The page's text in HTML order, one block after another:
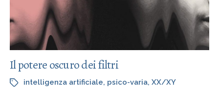
Il potere oscuro dei filtri
intelligenza artificiale, psico-varia, XX/XY